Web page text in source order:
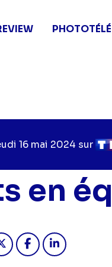
PHOTOTÉLÉ
16 mai 2024 sur
en
Partager "2024-05-
Partager